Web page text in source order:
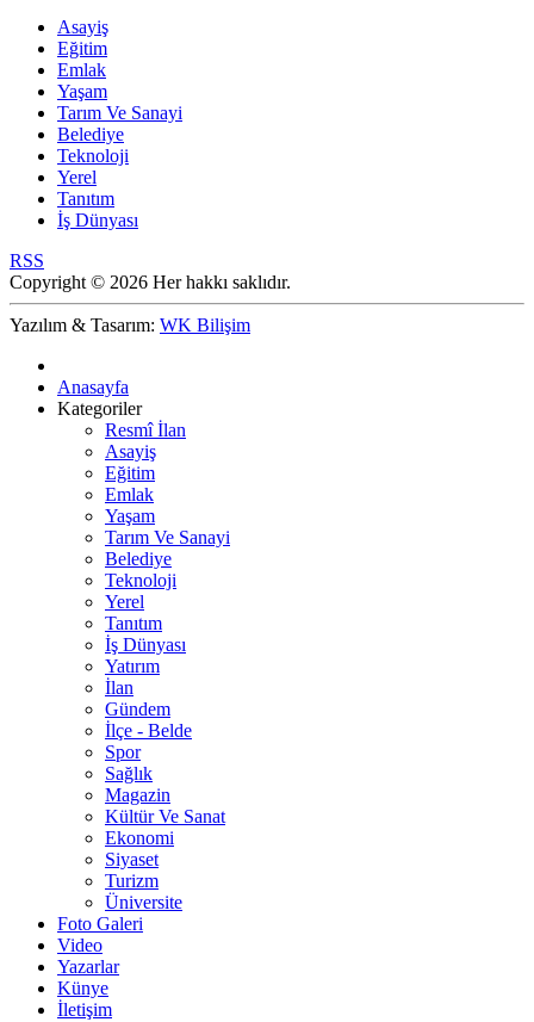
Asayiş
Eğitim
Emlak
Yaşam
Tarım Ve Sanayi
Belediye
Teknoloji
Yerel
Tanıtım
İş Dünyası
RSS
Copyright © 2026 Her hakkı saklıdır.
Yazılım & Tasarım: WK Bilişim
Anasayfa
Kategoriler
Resmî İlan
Asayiş
Eğitim
Emlak
Yaşam
Tarım Ve Sanayi
Belediye
Teknoloji
Yerel
Tanıtım
İş Dünyası
Yatırım
İlan
Gündem
İlçe - Belde
Spor
Sağlık
Magazin
Kültür Ve Sanat
Ekonomi
Siyaset
Turizm
Üniversite
Foto Galeri
Video
Yazarlar
Künye
İletişim